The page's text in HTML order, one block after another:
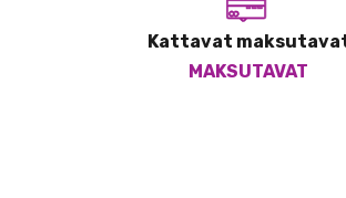
Kattavat
MAKSUTAVAT